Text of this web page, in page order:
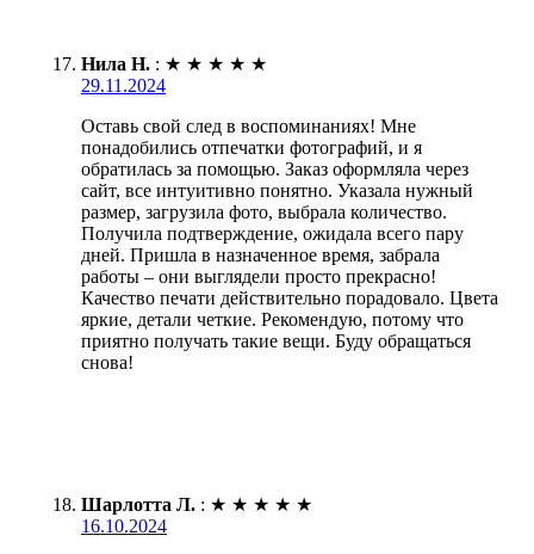
Нила Н. : ★ ★ ★ ★ ★
29.11.2024
Оставь свой след в воспоминаниях! Мне
понадобились отпечатки фотографий, и я
обратилась за помощью. Заказ оформляла через
сайт, все интуитивно понятно. Указала нужный
размер, загрузила фото, выбрала количество.
Получила подтверждение, ожидала всего пару
дней. Пришла в назначенное время, забрала
работы – они выглядели просто прекрасно!
Качество печати действительно порадовало. Цвета
яркие, детали четкие. Рекомендую, потому что
приятно получать такие вещи. Буду обращаться
снова!
Шарлотта Л. : ★ ★ ★ ★ ★
16.10.2024